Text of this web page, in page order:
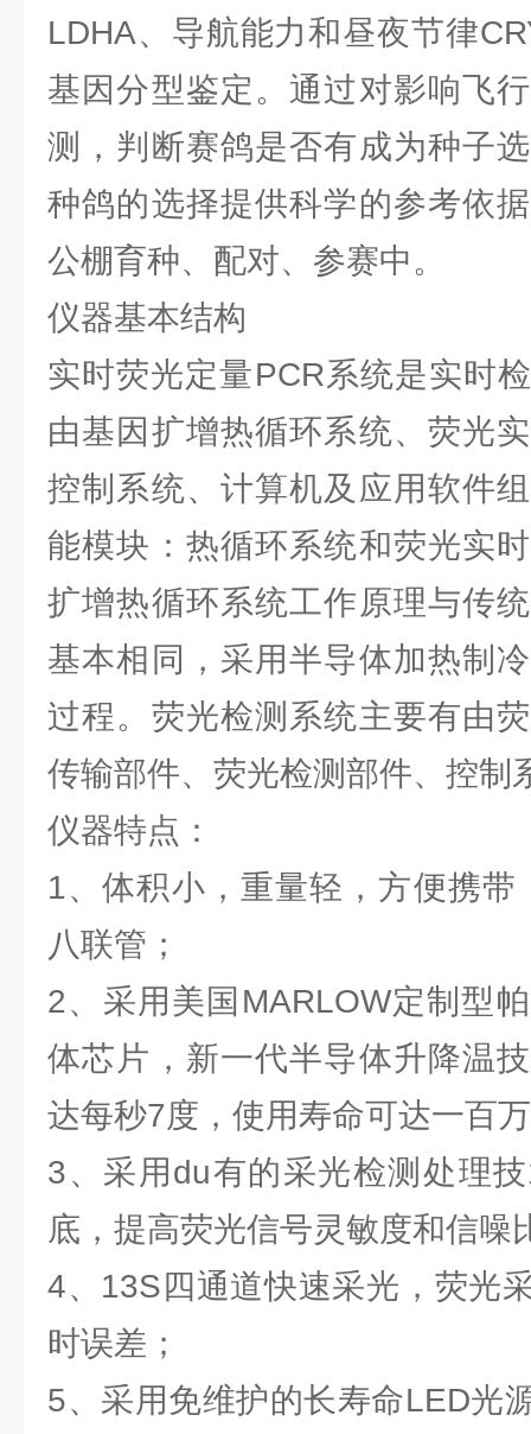
LDHA、导航能力和昼夜节律
基因分型鉴定。通过对影响飞
测，判断赛鸽是否有成为种子
种鸽的选择提供科学的参考依
公棚育种、配对、参赛中。
仪器基本结构
实时荧光定量PCR系统是实时
由基因扩增热循环系统、荧光
控制系统、计算机及应用软件
能模块：热循环系统和荧光实
扩增热循环系统工作原理与传
基本相同，采用半导体加热制
过程。荧光检测系统主要有由
传输部件、荧光检测部件、控制
仪器特点：
1、体积小，重量轻，方便携带
八联管；
2、采用美国MARLOW定制型
体芯片，新一代半导体升降温
达每秒7度，使用寿命可达一百
3、采用du有的采光检测处理
底，提高荧光信号灵敏度和信噪
4、13S四通道快速采光，荧光
时误差；
5、采用免维护的长寿命LED光